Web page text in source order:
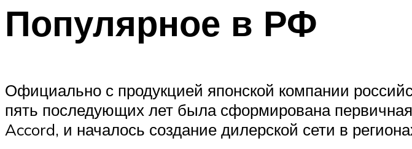
Популярное в РФ
Официально с продукцией японской компании
пять последующих лет была сформирована
Accord, и началось создание дилерской сети в